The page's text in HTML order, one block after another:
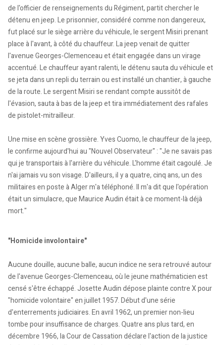
de l'officier de renseignements du Régiment, partit chercher le
détenu en jeep. Le prisonnier, considéré comme non dangereux,
fut placé sur le siège arrière du véhicule, le sergent Misiri prenant
place à l'avant, à côté du chauffeur. La jeep venait de quitter
l'avenue Georges-Clemenceau et était engagée dans un virage
accentué. Le chauffeur ayant ralenti, le détenu sauta du véhicule et
se jeta dans un repli du terrain ou est installé un chantier, à gauche
de la route. Le sergent Misiri se rendant compte aussitôt de
l'évasion, sauta à bas de la jeep et tira immédiatement des rafales
de pistolet-mitrailleur.
Une mise en scène grossière. Yves Cuomo, le chauffeur de la jeep,
le confirme aujourd'hui au "Nouvel Observateur" : "Je ne savais pas
qui je transportais à l'arrière du véhicule. L'homme était cagoulé. Je
n'ai jamais vu son visage. D'ailleurs, il y a quatre, cinq ans, un des
militaires en poste à Alger m'a téléphoné. Il m'a dit que l'opération
était un simulacre, que Maurice Audin était à ce moment-là déjà
mort."
"Homicide involontaire"
Aucune douille, aucune balle, aucun indice ne sera retrouvé autour
de l'avenue Georges-Clemenceau, où le jeune mathématicien est
censé s'être échappé. Josette Audin dépose plainte contre X pour
"homicide volontaire" en juillet 1957. Début d'une série
d'enterrements judiciaires. En avril 1962, un premier non-lieu
tombe pour insuffisance de charges. Quatre ans plus tard, en
décembre 1966, la Cour de Cassation déclare l'action de la justice